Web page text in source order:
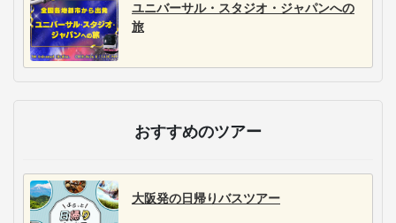
ユニバーサル・スタジオ・ジャパンへの
旅
おすすめのツアー
大阪発の日帰りバスツアー